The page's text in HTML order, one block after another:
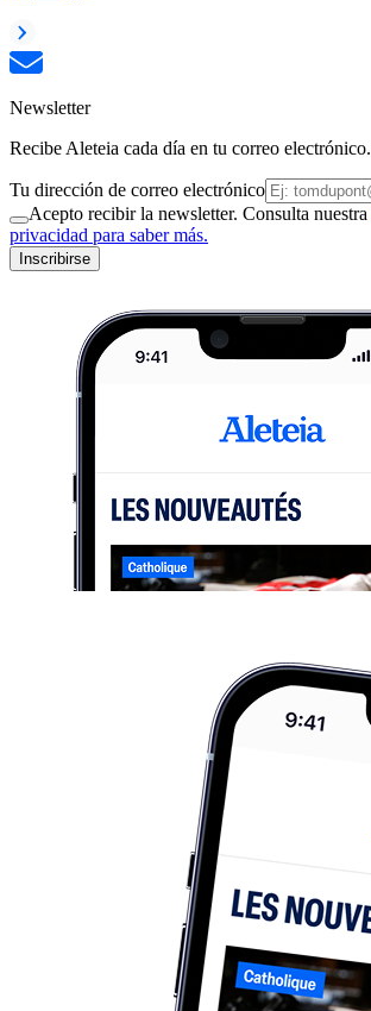
Newsletter
Recibe Aleteia cada día en tu correo electrónico.
Tu dirección de correo electrónico
Acepto recibir la newsletter. Consulta nuestra
privacidad para saber más.
Inscribirse